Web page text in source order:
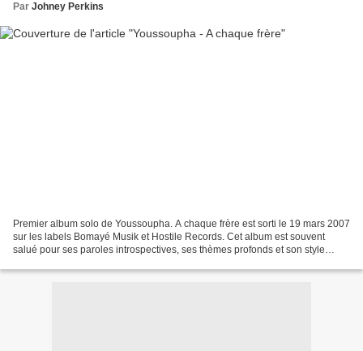
Par Johney Perkins
Premier album solo de Youssoupha. A chaque frère est sorti le 19 mars 2007
sur les labels Bomayé Musik et Hostile Records. Cet album est souvent
salué pour ses paroles introspectives, ses thèmes profonds et son style